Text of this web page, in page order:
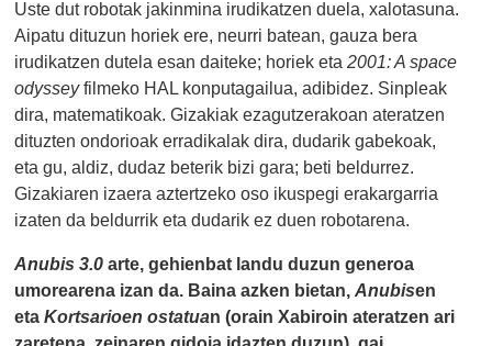
Uste dut robotak jakinmina irudikatzen duela, xalotasuna.
Aipatu dituzun horiek ere, neurri batean, gauza bera
irudikatzen dutela esan daiteke; horiek eta2001: A space
odysseyfilmeko HAL konputagailua, adibidez. Sinpleak
dira, matematikoak. Gizakiak ezagutzerakoan ateratzen
dituzten ondorioak erradikalak dira, dudarik gabekoak,
eta gu, aldiz, dudaz beterik bizi gara; beti beldurrez.
Gizakiaren izaera aztertzeko oso ikuspegi erakargarria
izaten da beldurrik eta dudarik ez duen robotarena.
Anubis 3.0 arte, gehienbat landu duzun generoa
umorearena izan da. Baina azken bietan,Anubisen
etaKortsarioen ostatuan (orain Xabiroin ateratzen ari